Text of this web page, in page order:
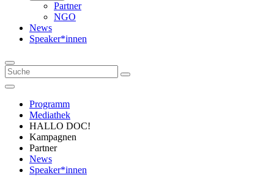
Partner
NGO
News
Speaker*innen
Programm
Mediathek
HALLO DOC!
Kampagnen
Partner
News
Speaker*innen